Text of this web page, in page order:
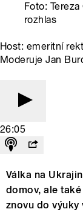
Foto:
rozhlas
Host: emeritní
Moderuje Jan
26:05
Válka na
domov, ale
znovu do výuky